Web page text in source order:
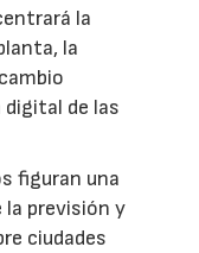
la
la
de las
figuran una
la previsión y
ciudades